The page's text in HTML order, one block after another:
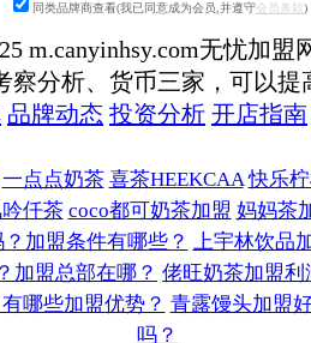
同类品牌商查看(我已同意成为会员,并遵守会员条款)
m.canyinhsy.com无忧加盟
察分析、货币三家，可以提
品牌动态 投资分析 开店指南
一点点奶茶 喜茶HEEKCAA 快乐
仟茶 coco都可奶茶加盟 妈妈茶
加盟条件有哪些？ 上宇林饮品
加盟总部在哪？ 佬旺奶茶加盟
哪些加盟优势？ 青露馒头加盟
吗？